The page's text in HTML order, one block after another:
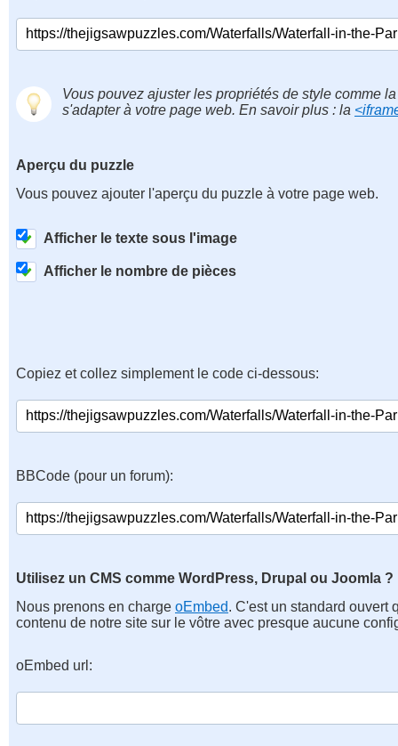
Vous pouvez ajuster les propriétés de style comme
s'adapter à votre page web. En savoir plus : la
Aperçu du puzzle
Vous pouvez ajouter l'aperçu du puzzle à votre page web.
Afficher le texte sous l'image
Afficher le nombre de pièces
Copiez et collez simplement le code ci-dessous:
BBCode (pour un forum):
Utilisez un CMS comme WordPress, Drupal ou Joomla ?
Nous prenons en charge oEmbed. C'est un standard ouvert
contenu de notre site sur le vôtre avec presque aucune
oEmbed url: